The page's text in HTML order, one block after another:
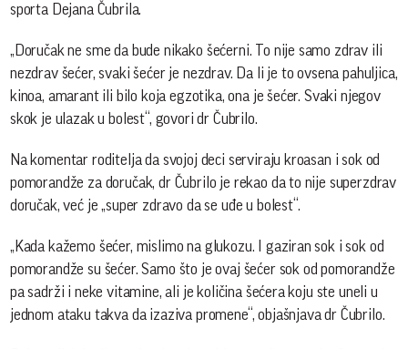
sporta Dejana Čubrila.
„Doručak ne sme da bude nikako šećerni. To nije samo zdrav ili
nezdrav šećer, svaki šećer je nezdrav. Da li je to ovsena pahuljica,
kinoa, amarant ili bilo koja egzotika, ona je šećer. Svaki njegov
skok je ulazak u bolest“, govori dr Čubrilo.
Na komentar roditelja da svojoj deci serviraju kroasan i sok od
pomorandže za doručak, dr Čubrilo je rekao da to nije superzdrav
doručak, već je „super zdravo da se uđe u bolest“.
„Kada kažemo šećer, mislimo na glukozu. I gaziran sok i sok od
pomorandže su šećer. Samo što je ovaj šećer sok od pomorandže
pa sadrži i neke vitamine, ali je količina šećera koju ste uneli u
jednom ataku takva da izaziva promene“, objašnjava dr Čubrilo.